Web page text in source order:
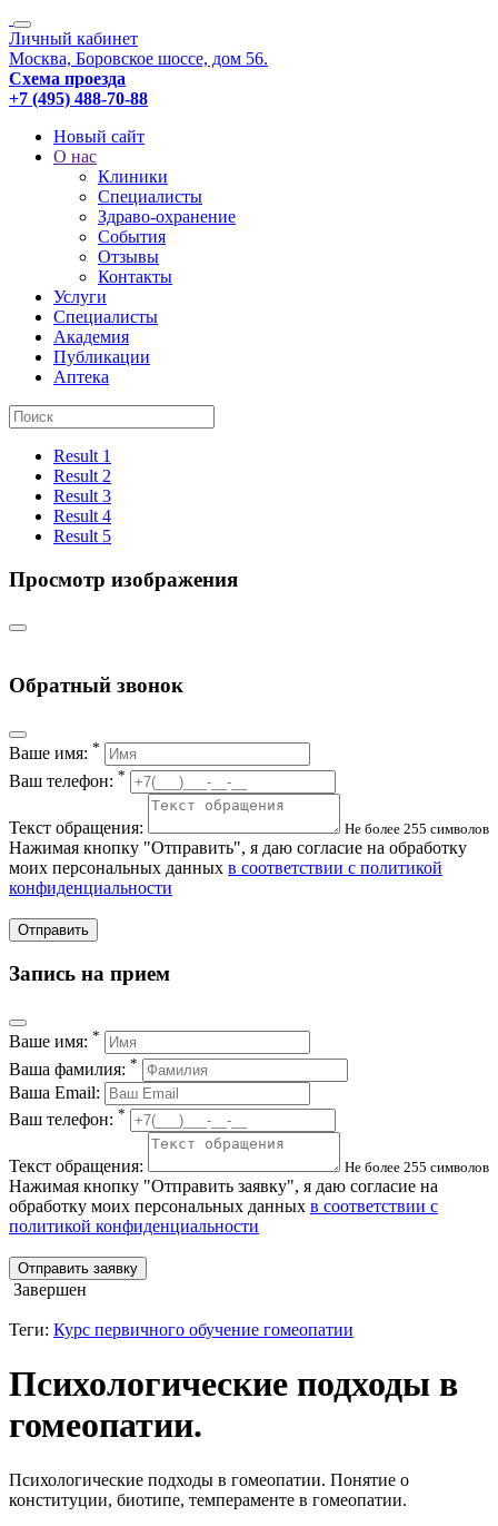
Личный кабинет
Москва, Боровское шоссе, дом 56.
Схема проезда
+7 (495) 488-70-88
Новый сайт
О нас
Клиники
Специалисты
Здраво-охранение
События
Отзывы
Контакты
Услуги
Специалисты
Академия
Публикации
Аптека
Result 1
Result 2
Result 3
Result 4
Result 5
Просмотр изображения
Обратный звонок
Ваше имя: *
Ваш телефон: *
Текст обращения: Не более 255 символов
Нажимая кнопку "Отправить", я даю согласие на обработку
моих персональных данных в соответствии с политикой
конфиденциальности
Отправить
Запись на прием
Ваше имя: *
Ваша фамилия: *
Ваша Email:
Ваш телефон: *
Текст обращения: Не более 255 символов
Нажимая кнопку "Отправить заявку", я даю согласие на
обработку моих персональных данных в соответствии с
политикой конфиденциальности
Отправить заявку
Завершен
Теги: Курс первичного обучение гомеопатии
Психологические подходы в
гомеопатии.
Психологические подходы в гомеопатии. Понятие о
конституции, биотипе, темпераменте в гомеопатии.